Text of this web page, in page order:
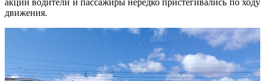
акции водители и пассажиры нередко пристегивались по ходу
движения.